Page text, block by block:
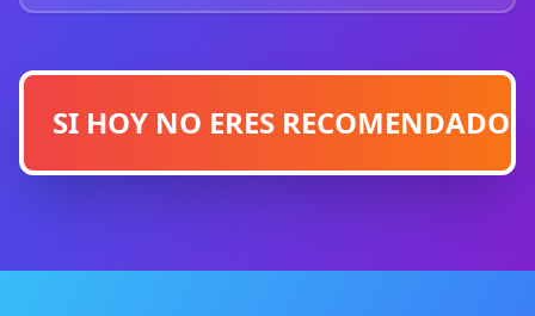
SI HOY NO ERES RECOMENDADO